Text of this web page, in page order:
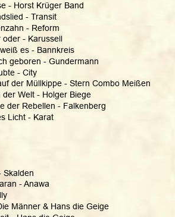
- Horst Krüger Band
- Transit
- Reform
oder - Karussell
es - Bannkreis
geboren - Gundermann
- City
der Müllkippe - Stern Combo Meißen
der Welt - Holger Biege
der Rebellen - Falkenberg
Licht - Karat
Skalden
- Anawa
Männer & Hans die Geige